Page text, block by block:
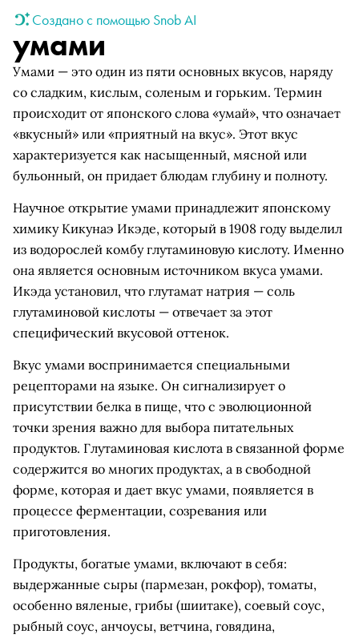
Создано с помощью Snob AI
умами
Умами — это один из пяти основных вкусов, наряду
со сладким, кислым, соленым и горьким. Термин
происходит от японского слова «умай», что означает
«вкусный» или «приятный на вкус». Этот вкус
характеризуется как насыщенный, мясной или
бульонный, он придает блюдам глубину и полноту.
Научное открытие умами принадлежит японскому
химику Кикунаэ Икэде, который в 1908 году выделил
из водорослей комбу глутаминовую кислоту. Именно
она является основным источником вкуса умами.
Икэда установил, что глутамат натрия — соль
глутаминовой кислоты — отвечает за этот
специфический вкусовой оттенок.
Вкус умами воспринимается специальными
рецепторами на языке. Он сигнализирует о
присутствии белка в пище, что с эволюционной
точки зрения важно для выбора питательных
продуктов. Глутаминовая кислота в связанной форме
содержится во многих продуктах, а в свободной
форме, которая и дает вкус умами, появляется в
процессе ферментации, созревания или
приготовления.
Продукты, богатые умами, включают в себя:
выдержанные сыры (пармезан, рокфор), томаты,
особенно вяленые, грибы (шиитаке), соевый соус,
рыбный соус, анчоусы, ветчина, говядина,